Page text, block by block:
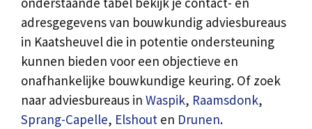
adresgegevens van bouwkundig adviesbureaus
in Kaatsheuvel die in potentie ondersteuning
kunnen bieden voor een objectieve en
onafhankelijke bouwkundige keuring. Of zoek
naar adviesbureaus in Waspik, Raamsdonk,
Sprang-Capelle, Elshout en Drunen.